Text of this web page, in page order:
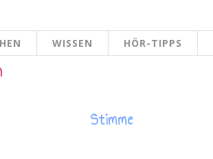
WISSEN HÖR-TIPPS
Stimme